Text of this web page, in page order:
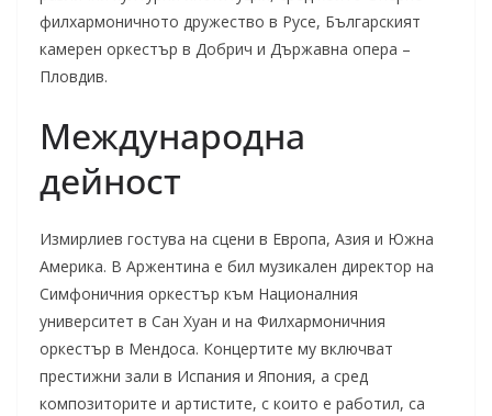
филхармоничното дружество в Русе, Българският
камерен оркестър в Добрич и Държавна опера –
Пловдив.
Международна
дейност
Измирлиев гостува на сцени в Европа, Азия и Южна
Америка. В Аржентина е бил музикален директор на
Симфоничния оркестър към Националния
университет в Сан Хуан и на Филхармоничния
оркестър в Мендоса. Концертите му включват
престижни зали в Испания и Япония, а сред
композиторите и артистите, с които е работил, са